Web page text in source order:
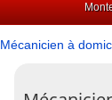
Mécanicien à